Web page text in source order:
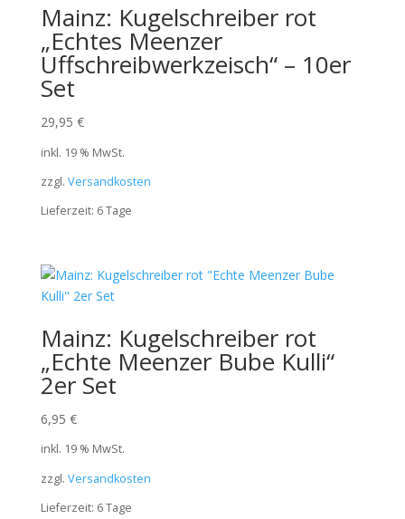
Mainz: Kugelschreiber rot
„Echtes Meenzer
Uffschreibwerkzeisch“ – 10er
Set
29,95 €
inkl. 19 % MwSt.
zzgl. Versandkosten
Lieferzeit: 6 Tage
Mainz: Kugelschreiber rot
„Echte Meenzer Bube Kulli“
2er Set
6,95 €
inkl. 19 % MwSt.
zzgl. Versandkosten
Lieferzeit: 6 Tage